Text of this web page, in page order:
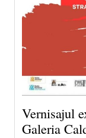
Vernisajul
Galeria